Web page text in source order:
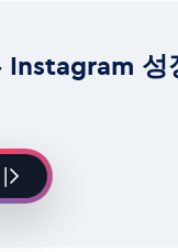
Instagram 성